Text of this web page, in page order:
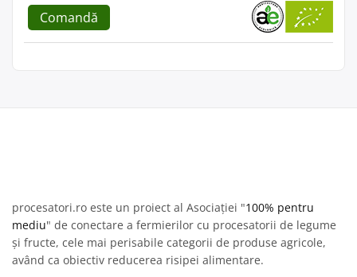
Comandă
procesatori.ro este un proiect al Asociației "100% pentru
mediu" de conectare a fermierilor cu procesatorii de legume
și fructe, cele mai perisabile categorii de produse agricole,
având ca obiectiv reducerea risipei alimentare.